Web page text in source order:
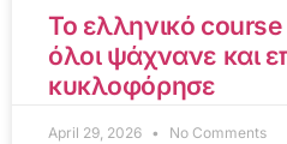
Το ελληνικό
όλοι ψάχνανε και
κυκλοφόρησε
April 29, 2026 No Comments